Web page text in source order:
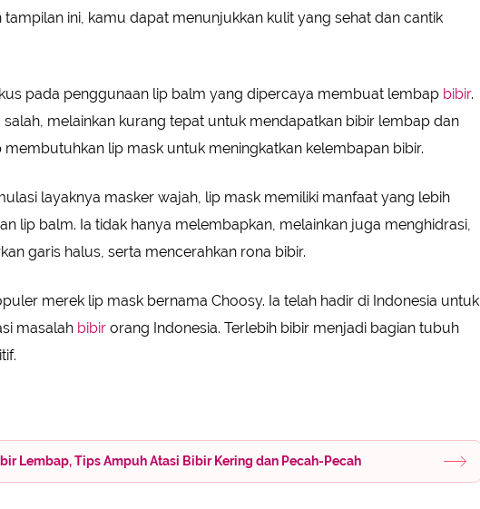
tampilan ini, kamu dapat menunjukkan kulit yang sehat dan cantik
pada penggunaan lip balm yang dipercaya membuat lembap bibir.
salah, melainkan kurang tepat untuk mendapatkan bibir lembap dan
membutuhkan lip mask untuk meningkatkan kelembapan bibir.
layaknya masker wajah, lip mask memiliki manfaat yang lebih
lip balm. Ia tidak hanya melembapkan, melainkan juga menghidrasi,
garis halus, serta mencerahkan rona bibir.
merek lip mask bernama Choosy. Ia telah hadir di Indonesia untuk
masalah bibir orang Indonesia. Terlebih bibir menjadi bagian tubuh
Lembap, Tips Ampuh Atasi Bibir Kering dan Pecah-Pecah